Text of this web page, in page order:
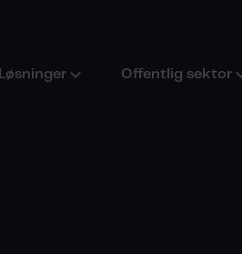
Løsninger Offentlig sektor